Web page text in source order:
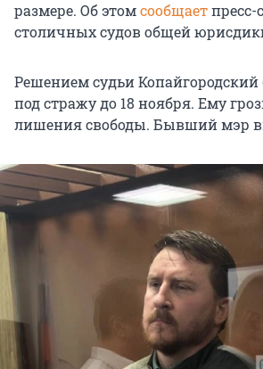
размере. Об этомсообщаетпресс-
столичных судов общей
Решением судьи
под стражу до 18 ноября. Ему
лишения свободы. Бывший мэр